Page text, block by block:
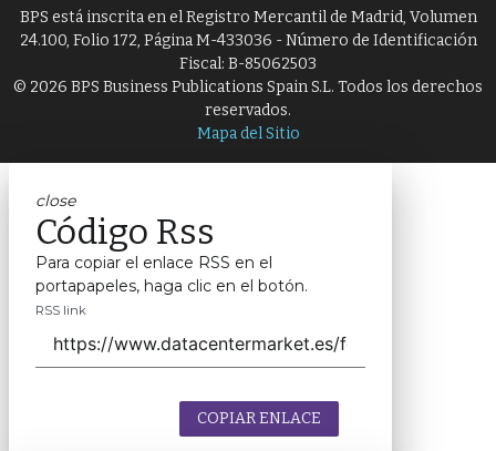
BPS está inscrita en el Registro Mercantil de Madrid, Volumen
24.100, Folio 172, Página M-433036 - Número de Identificación
Fiscal: B-85062503
© 2026 BPS Business Publications Spain S.L. Todos los derechos
reservados.
Mapa del Sitio
close
Código Rss
Para copiar el enlace RSS en el
portapapeles, haga clic en el botón.
RSS link
COPIAR ENLACE